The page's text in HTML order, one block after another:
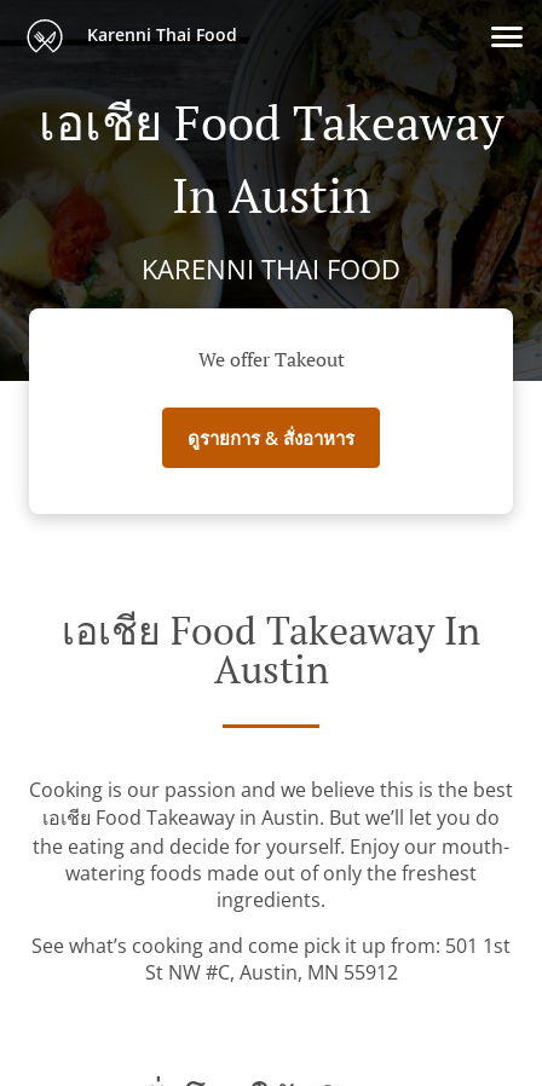
Karenni Thai Food
เอเชีย Food Takeaway
In Austin
KARENNI THAI FOOD
We offer Takeout
ดูรายการ & สั่งอาหาร
เอเชีย Food Takeaway In
Austin
Cooking is our passion and we believe this is the best
เอเชีย Food Takeaway in Austin. But we’ll let you do
the eating and decide for yourself. Enjoy our mouth-
watering foods made out of only the freshest
ingredients.
See what’s cooking and come pick it up from: 501 1st
St NW #C, Austin, MN 55912